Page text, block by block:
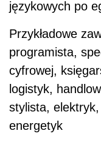
językowych po
Przykładowe
programista,
cyfrowej,
logistyk,
stylista,
energetyk